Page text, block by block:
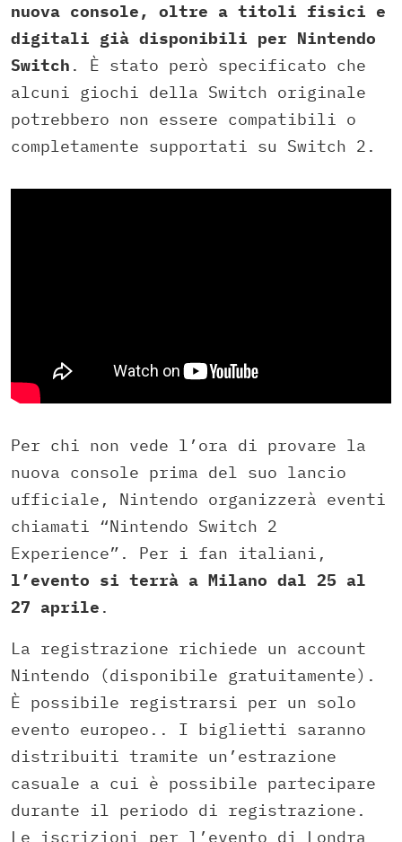
nuova console, oltre a titoli fisici e
digitali già disponibili per Nintendo
Switch . È stato però specificato che
alcuni giochi della Switch originale
potrebbero non essere compatibili o
completamente supportati su Switch 2.
Per chi non vede l’ora di provare la
nuova console prima del suo lancio
ufficiale, Nintendo organizzerà eventi
chiamati “Nintendo Switch 2
Experience”. Per i fan italiani,
l’evento si terrà a Milano dal 25 al
27 aprile .
La registrazione richiede un account
Nintendo (disponibile gratuitamente).
È possibile registrarsi per un solo
evento europeo.. I biglietti saranno
distribuiti tramite un’estrazione
casuale a cui è possibile partecipare
durante il periodo di registrazione.
Le iscrizioni per l’evento di Londra